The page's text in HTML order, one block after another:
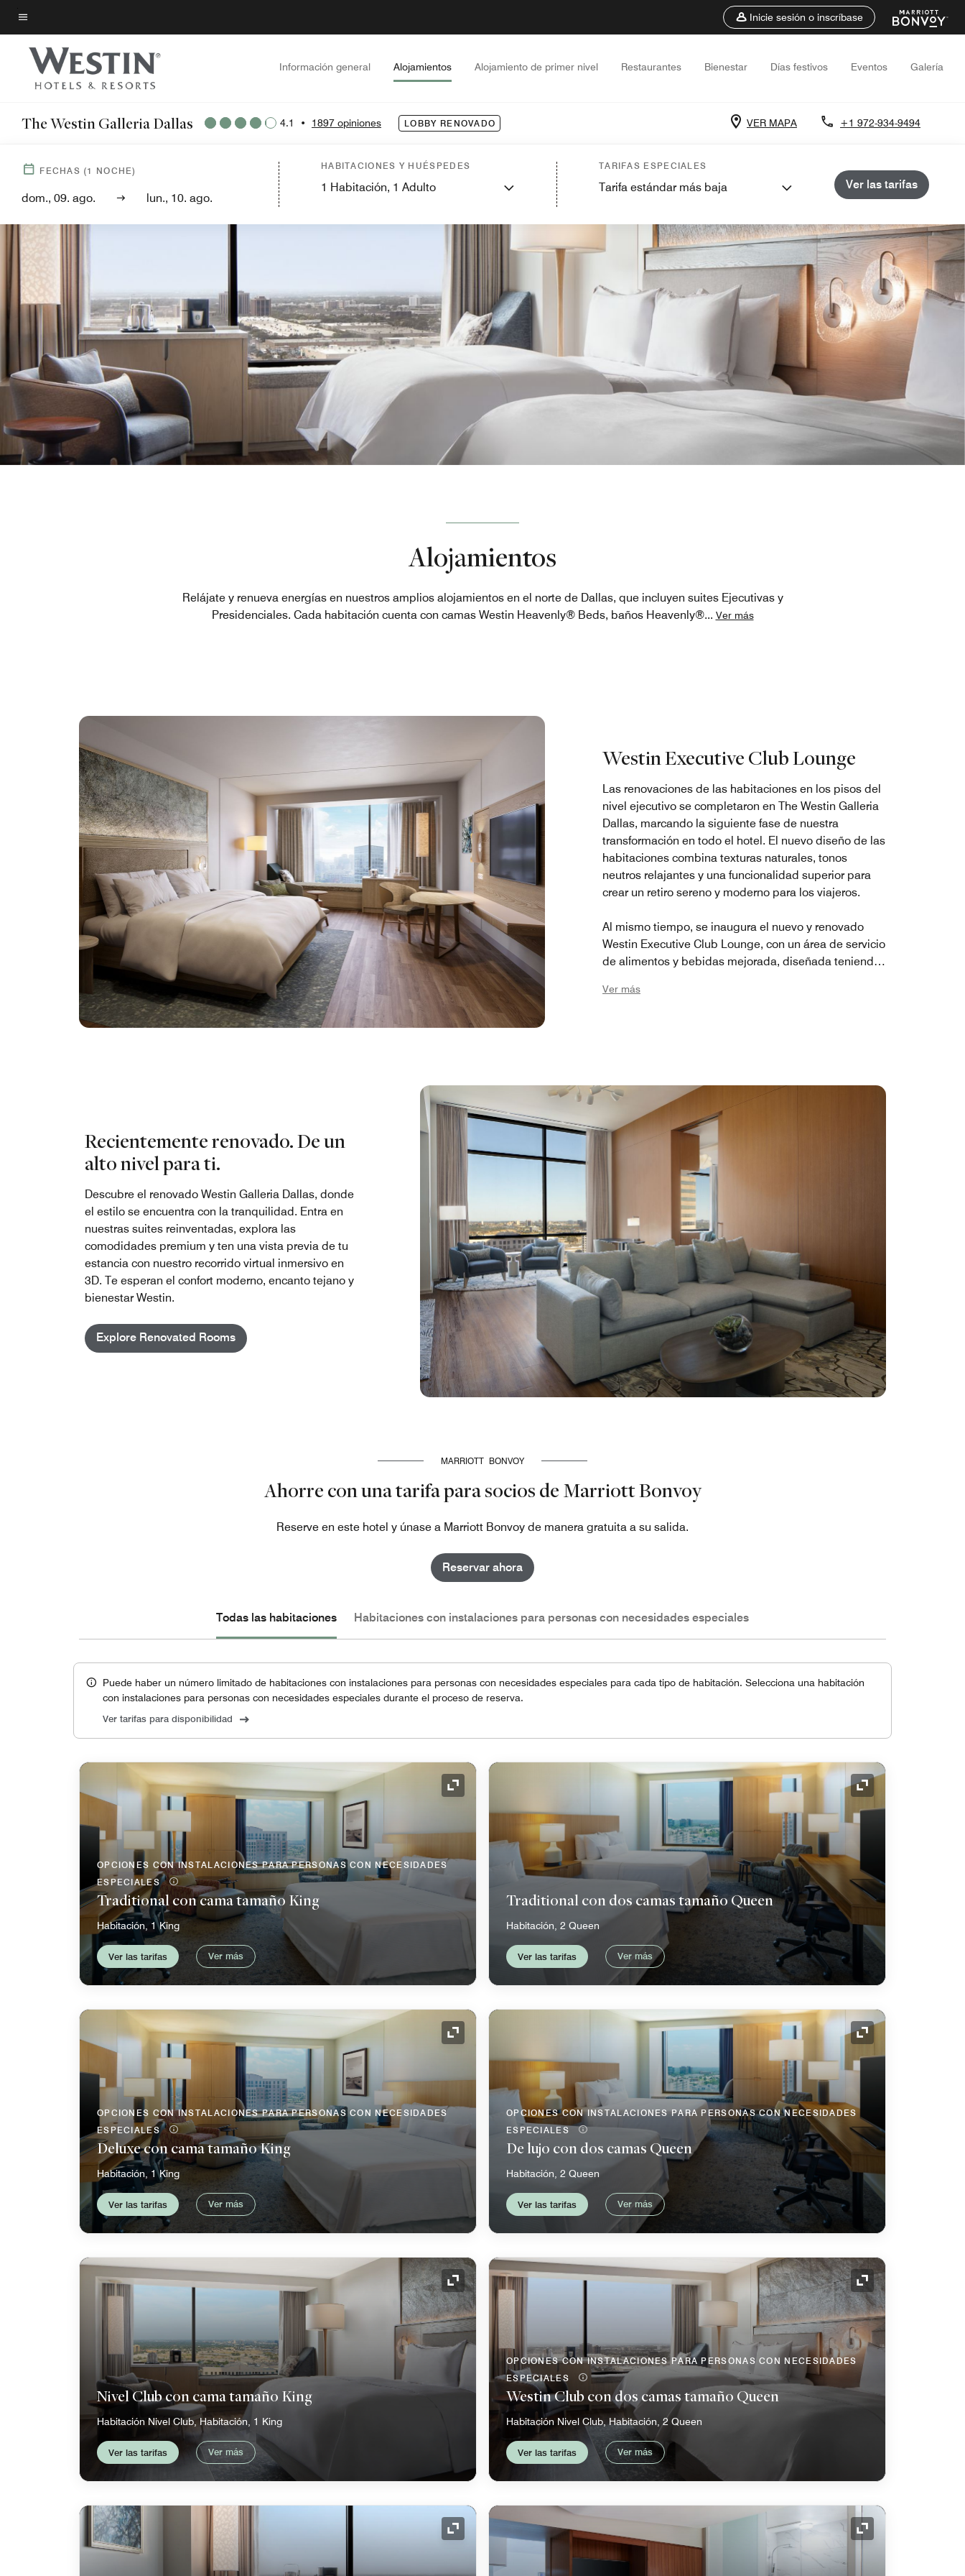
Skip
to
main
content
Texto del menú
Inicie sesión o inscríbase
Información general Alojamientos Alojamiento de primer nivel Restaurantes Bienestar Días festivos Eventos Galería
The Westin Galleria Dallas 4.1 • 1897 opiniones LOBBY RENOVADO VER MAPA +1 972-934-9494
FECHAS (1 NOCHE)
dom., 09. ago. lun., 10. ago.
HABITACIONES Y HUÉSPEDES
1 Habitación, 1 Adulto
TARIFAS ESPECIALES
Tarifa estándar más baja Ver las tarifas
Alojamientos
Relájate y renueva energías en nuestros amplios alojamientos en el norte de Dallas, que incluyen suites Ejecutivas y
Presidenciales. Cada habitación cuenta con camas Westin Heavenly® Beds, baños Heavenly®... Ver más
Westin Executive Club Lounge
Las renovaciones de las habitaciones en los pisos del
nivel ejecutivo se completaron en The Westin Galleria
Dallas, marcando la siguiente fase de nuestra
transformación en todo el hotel. El nuevo diseño de las
habitaciones combina texturas naturales, tonos
neutros relajantes y una funcionalidad superior para
crear un retiro sereno y moderno para los viajeros.
Al mismo tiempo, se inaugura el nuevo y renovado
Westin Executive Club Lounge, con un área de servicio
de alimentos y bebidas mejorada, diseñada teniendo
huéspedes pueden esperar un espacio más
Ver más
Recientemente renovado. De un
alto nivel para ti.
Descubre el renovado Westin Galleria Dallas, donde
el estilo se encuentra con la tranquilidad. Entra en
nuestras suites reinventadas, explora las
comodidades premium y ten una vista previa de tu
estancia con nuestro recorrido virtual inmersivo en
3D. Te esperan el confort moderno, encanto tejano y
bienestar Westin.
Explore Renovated Rooms
MARRIOTT BONVOY
Ahorre con una tarifa para socios de Marriott Bonvoy
Reserve en este hotel y únase a Marriott Bonvoy de manera gratuita a su salida.
Reservar ahora
Todas las habitaciones Habitaciones con instalaciones para personas con necesidades especiales
Puede haber un número limitado de habitaciones con instalaciones para personas con necesidades especiales para cada tipo de habitación. Selecciona una habitación
con instalaciones para personas con necesidades especiales durante el proceso de reserva.
Ver tarifas para disponibilidad
Icono de expansión
OPCIONES CON INSTALACIONES PARA PERSONAS CON NECESIDADES
ESPECIALES
Traditional con cama tamaño King
Habitación, 1 King
Ver las tarifas Ver más
Icono de expansión
Traditional con dos camas tamaño Queen
Habitación, 2 Queen
Ver las tarifas Ver más
Icono de expansión
OPCIONES CON INSTALACIONES PARA PERSONAS CON NECESIDADES
ESPECIALES
Deluxe con cama tamaño King
Habitación, 1 King
Ver las tarifas Ver más
Icono de expansión
OPCIONES CON INSTALACIONES PARA PERSONAS CON NECESIDADES
ESPECIALES
De lujo con dos camas Queen
Habitación, 2 Queen
Ver las tarifas Ver más
Icono de expansión
Nivel Club con cama tamaño King
Habitación Nivel Club, Habitación, 1 King
Ver las tarifas Ver más
Icono de expansión
OPCIONES CON INSTALACIONES PARA PERSONAS CON NECESIDADES
ESPECIALES
Westin Club con dos camas tamaño Queen
Habitación Nivel Club, Habitación, 2 Queen
Ver las tarifas Ver más
Icono de expansión Icono de expansión